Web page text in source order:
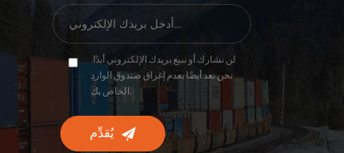
لن نشارك أو نبيع بريدك الإلكتروني أبدًا.
نحن نعد أيضًا بعدم إغراق صندوق الوارد
الخاص بك.
يُقدِّم